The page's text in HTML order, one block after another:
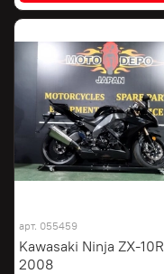
арт. 055459
Kawasaki Ninja ZX-10R
2008